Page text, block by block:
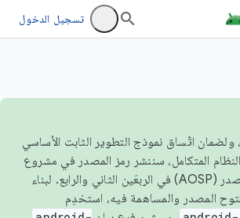
تسجيل الدخول
اعتبارًا من عام 2026، ولضمان اتّساق نموذج التطوير الثابت الأساسي
المتكامل، سننشر رمز المصدر في مشروع
Android مفتوح المصدر (AOSP) في الربعَين الثاني والرابع. لبناء